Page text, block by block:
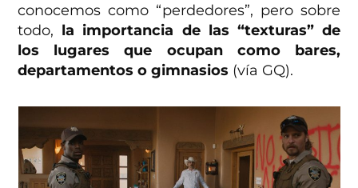
conocemos como “perdedores”, pero sobre
todo, la importancia de las “texturas” de
los lugares que ocupan como bares,
departamentos o gimnasios (vía GQ).